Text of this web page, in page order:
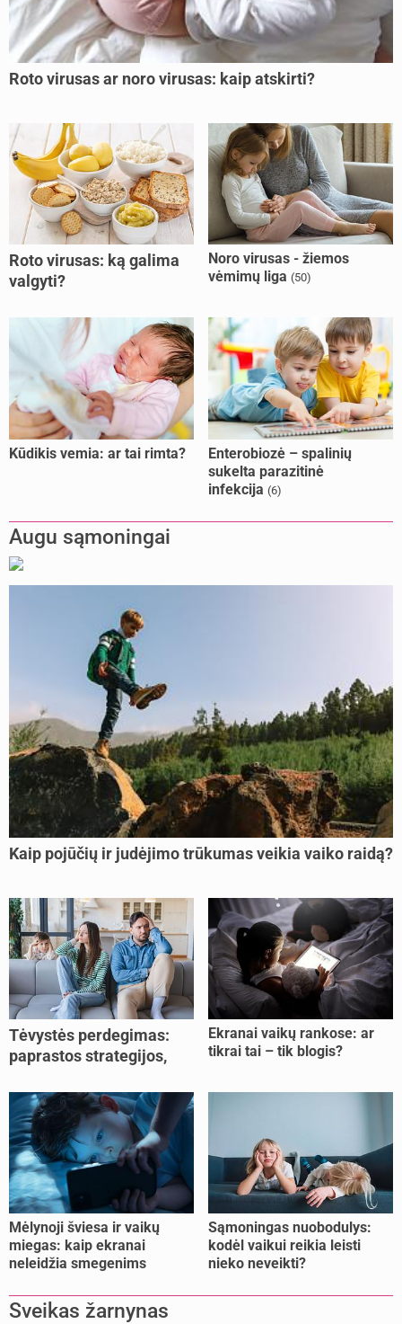
Roto virusas ar noro virusas: kaip atskirti?
Roto virusas: ką galima
valgyti?
Noro virusas - žiemos
vėmimų liga (50)
Kūdikis vemia: ar tai rimta?
Enterobiozė – spalinių
sukelta parazitinė
infekcija (6)
Augu sąmoningai
Kaip pojūčių ir judėjimo trūkumas veikia vaiko raidą?
Tėvystės perdegimas:
paprastos strategijos,
jėgas
Ekranai vaikų rankose: ar
tikrai tai – tik blogis?
Mėlynoji šviesa ir vaikų
miegas: kaip ekranai
neleidžia smegenims
Sąmoningas nuobodulys:
kodėl vaikui reikia leisti
nieko neveikti?
Sveikas žarnynas